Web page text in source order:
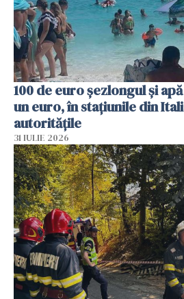
100 de euro șezlongul și
un euro, în stațiunile din
autoritățile
31 IULIE 2026